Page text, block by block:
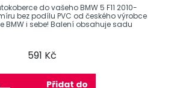
do vašeho BMW 5 F11 2010-
bez podílu PVC od českého výrobce
BMW i sebe! Balení obsahuje sadu
591 Kč
Přidat do